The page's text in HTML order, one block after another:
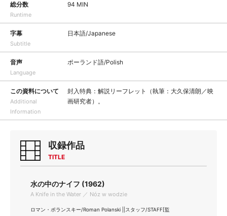
総分数
Runtime
94 MIN
字幕
Subtitle
日本語/Japanese
音声
Language
ポーランド語/Polish
この資料について
Additional
Information
封入特典：解説リーフレット（執筆：大久保清朗／映
画研究者）。
収録作品
TITLE
水の中のナイフ (1962)
A Knife in the Water ／ Nóz w wodzie
ロマン・ポランスキー/Roman Polanski ||スタッフ/STAFF[監